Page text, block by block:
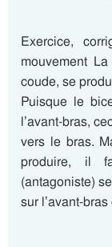
Exercice,
mouvement
coude, se
Puisque le
l’avant-bras,
vers le bras.
produire, il
(antagoniste)
sur l’avant-